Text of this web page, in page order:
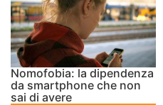
Nomofobia: la dipendenza
da smartphone che non
sai di avere